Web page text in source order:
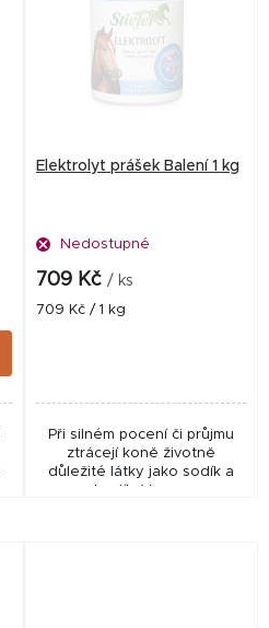
Elektrolyt prášek Balení 1 kg
Nedostupné
709 Kč / ks
Měrná
709 Kč / 1 kg
Při silném pocení či průjmu
ztrácejí koně životně
důležité látky jako sodík a
draslík. Vysoce